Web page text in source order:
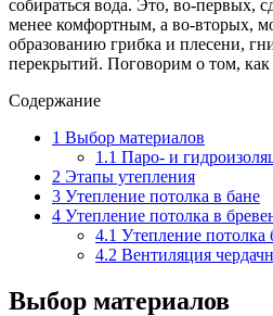
собираться вода. Это, во-первых,
менее комфортным, а во-вторых,
образованию грибка и плесени,
перекрытий. Поговорим о том,
Содержание
1 Выбор материалов
1.1 Паро- и
2 Этапы утепления
3 Утепление потолка в бане
4 Утепление потолка в
4.1 Утепление потолка
4.2 Вентиляция
Выбор материалов